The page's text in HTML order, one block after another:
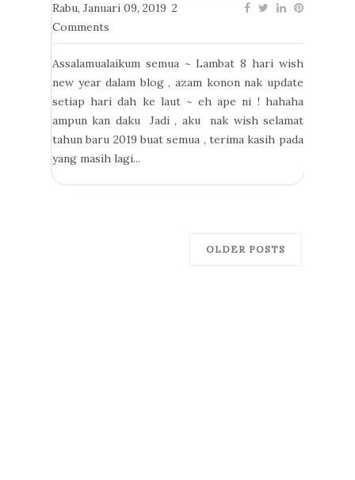
Rabu, Januari 09, 2019 2
Comments
Assalamualaikum semua ~ Lambat 8 hari wish
new year dalam blog , azam konon nak update
setiap hari dah ke laut ~ eh ape ni ! hahaha
ampun kan daku Jadi , aku nak wish selamat
tahun baru 2019 buat semua , terima kasih pada
yang masih lagi...
OLDER POSTS